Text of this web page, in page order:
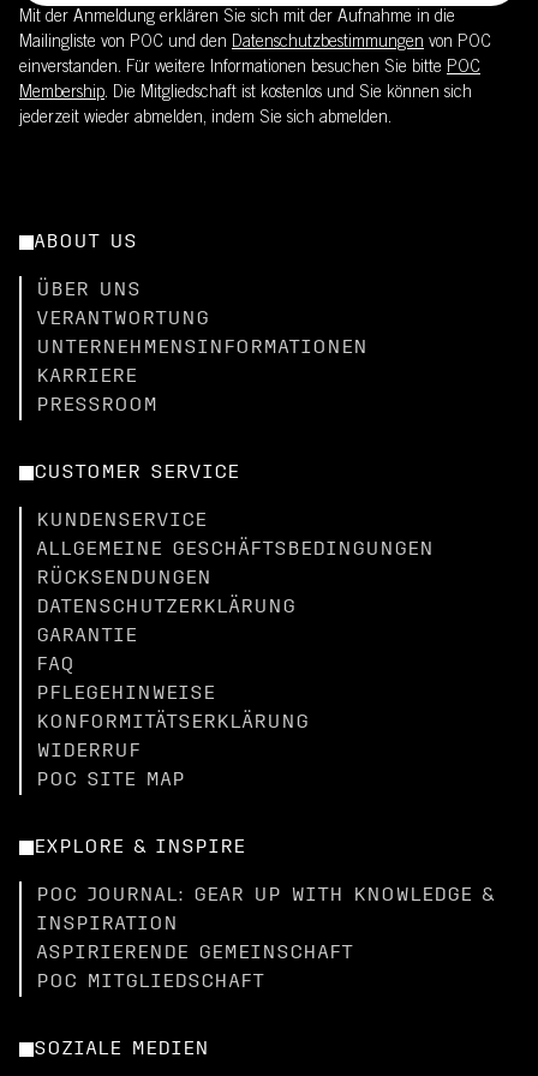
Mit der Anmeldung erklären Sie sich mit der Aufnahme in die
Mailingliste von POC und den Datenschutzbestimmungen von POC
einverstanden. Für weitere Informationen besuchen Sie bitte POC
Membership. Die Mitgliedschaft ist kostenlos und Sie können sich
jederzeit wieder abmelden, indem Sie sich abmelden.
ABOUT US
ÜBER UNS
VERANTWORTUNG
UNTERNEHMENSINFORMATIONEN
KARRIERE
PRESSROOM
CUSTOMER SERVICE
KUNDENSERVICE
ALLGEMEINE GESCHÄFTSBEDINGUNGEN
RÜCKSENDUNGEN
DATENSCHUTZERKLÄRUNG
GARANTIE
FAQ
PFLEGEHINWEISE
KONFORMITÄTSERKLÄRUNG
WIDERRUF
POC SITE MAP
EXPLORE & INSPIRE
POC JOURNAL: GEAR UP WITH KNOWLEDGE &
INSPIRATION
ASPIRIERENDE GEMEINSCHAFT
POC MITGLIEDSCHAFT
SOZIALE MEDIEN